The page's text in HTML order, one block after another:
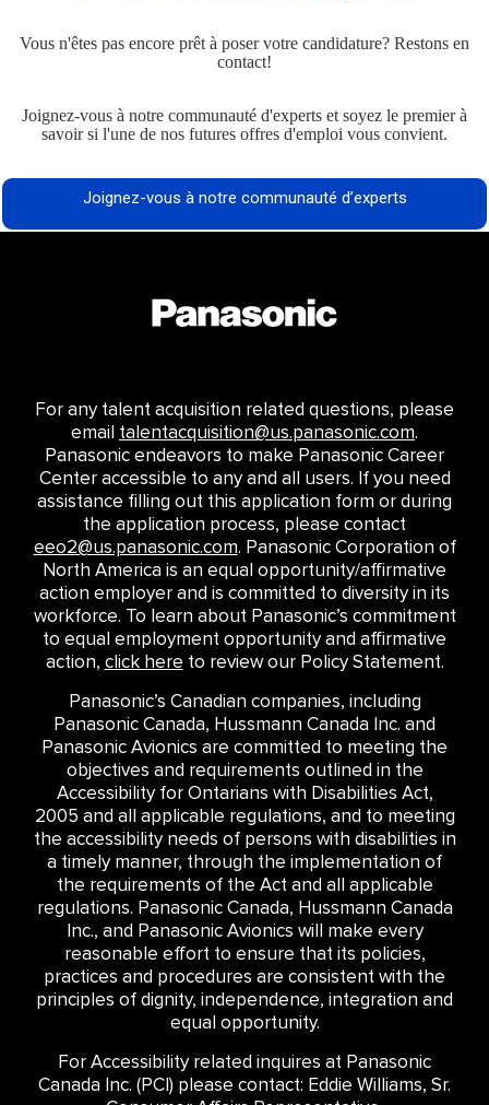
Vous n'êtes pas encore prêt à poser votre candidature? Restons en
contact!
Joignez-vous à notre communauté d'experts et soyez le premier à
savoir si l'une de nos futures offres d'emploi vous convient.
Joignez-vous à notre communauté d’experts
For any talent acquisition related questions, please
email talentacquisition@us.panasonic.com.
Panasonic endeavors to make Panasonic Career
Center accessible to any and all users. If you need
assistance filling out this application form or during
the application process, please contact
eeo2@us.panasonic.com. Panasonic Corporation of
North America is an equal opportunity/affirmative
action employer and is committed to diversity in its
workforce. To learn about Panasonic’s commitment
to equal employment opportunity and affirmative
action, click here to review our Policy Statement.
Panasonic’s Canadian companies, including
Panasonic Canada, Hussmann Canada Inc. and
Panasonic Avionics are committed to meeting the
objectives and requirements outlined in the
Accessibility for Ontarians with Disabilities Act,
2005 and all applicable regulations, and to meeting
the accessibility needs of persons with disabilities in
a timely manner, through the implementation of
the requirements of the Act and all applicable
regulations. Panasonic Canada, Hussmann Canada
Inc., and Panasonic Avionics will make every
reasonable effort to ensure that its policies,
practices and procedures are consistent with the
principles of dignity, independence, integration and
equal opportunity.
For Accessibility related inquires at Panasonic
Canada Inc. (PCI) please contact: Eddie Williams, Sr.